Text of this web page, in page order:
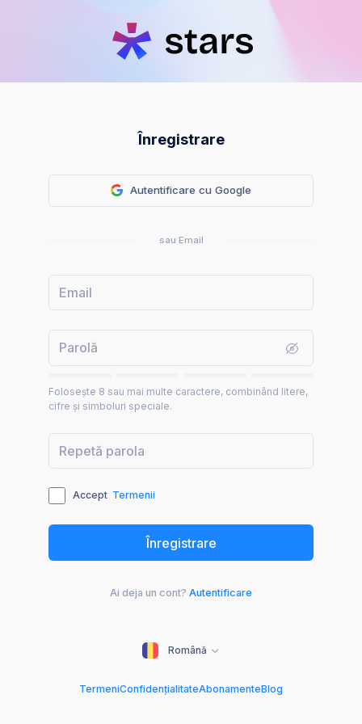
Înregistrare
Autentificare cu Google
sau Email
Folosește 8 sau mai multe caractere, combinând litere,
cifre și simboluri speciale.
Accept Termenii
Ai deja un cont? Autentificare
Română
TermeniConfidențialitateAbonamenteBlog